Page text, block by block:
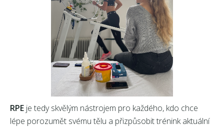
RPE je tedy skvělým nástrojem pro každého, kdo chce
lépe porozumět svému tělu a přizpůsobit trénink aktuální